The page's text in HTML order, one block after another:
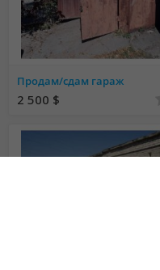
Продам/сдам гараж
2 500 $